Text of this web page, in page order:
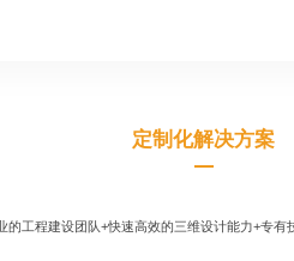
定制化解决方案
工程建设团队+快速高效的三维设计能力+专有